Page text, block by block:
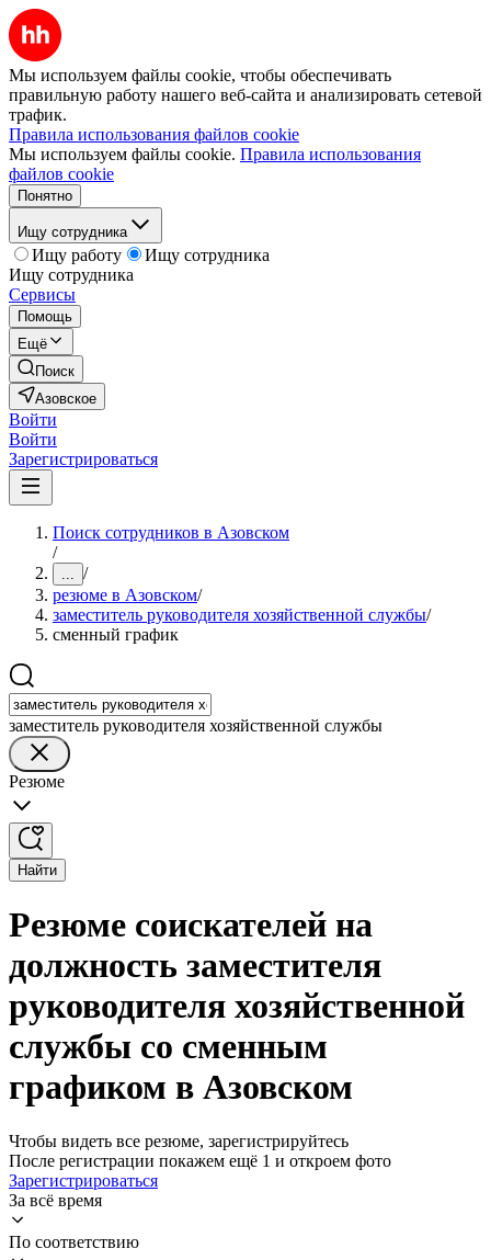
Мы используем файлы cookie, чтобы обеспечивать
правильную работу нашего веб-сайта и анализировать сетевой
трафик.
Правила использования файлов cookie
Мы используем файлы cookie. Правила использования
файлов cookie
Понятно
Ищу сотрудника
Ищу работу
Ищу сотрудника
Ищу сотрудника
Сервисы
Помощь
Ещё
Поиск
Азовское
Войти
Войти
Зарегистрироваться
Поиск сотрудников в Азовском
/
... /
резюме в Азовском/
заместитель руководителя хозяйственной службы/
сменный график
заместитель руководителя хозяйственной службы
Резюме
Найти
Резюме соискателей на
должность заместителя
руководителя хозяйственной
службы со сменным
графиком в Азовском
Чтобы видеть все резюме, зарегистрируйтесь
После регистрации покажем ещё 1 и откроем фото
Зарегистрироваться
За всё время
По соответствию